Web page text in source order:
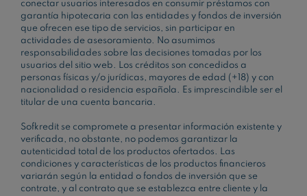
conectar usuarios interesados en consumir préstamos con
garantía hipotecaria con las entidades y fondos de inversión
que ofrecen ese tipo de servicios, sin participar en
actividades de asesoramiento. No asumimos
responsabilidades sobre las decisiones tomadas por los
usuarios del sitio web. Los créditos son concedidos a
personas físicas y/o jurídicas, mayores de edad (+18) y con
nacionalidad o residencia española. Es imprescindible ser el
titular de una cuenta bancaria.
Sofkredit se compromete a presentar información existente y
verificada, no obstante, no podemos garantizar la
autenticidad total de los productos ofertados. Las
condiciones y características de los productos financieros
variarán según la entidad o fondos de inversión que se
contrate, y al contrato que se establezca entre cliente y la